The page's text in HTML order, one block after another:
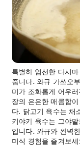
특별히 엄선한 다시
줍니다. 와규 가쓰오
미가 조화롭게 어우
장의 은은한 매콤함
다. 닭고기 육수는 채
키야키 육수는 그야
입니다. 와규와 완벽
미식 경험을 즐겨보세